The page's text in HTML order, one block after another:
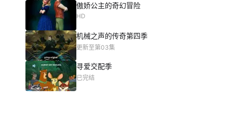
傲娇公主的奇幻冒险
HD
机械之声的传奇第四季
更新至第03集
寻爱交配季
已完结